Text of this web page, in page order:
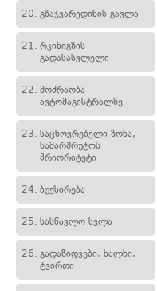
20. გზაჯვარედინის გავლა
21. რკინიგზის
გადასასვლელი
22. მოძრაობა
ავტომაგისტრალზე
23. საცხოვრებელი ზონა,
სამარშრუტოს
პრიორიტეტი
24. ბუქსირება
25. სასწავლო სვლა
26. გადაზიდვები, ხალხი,
ტვირთი